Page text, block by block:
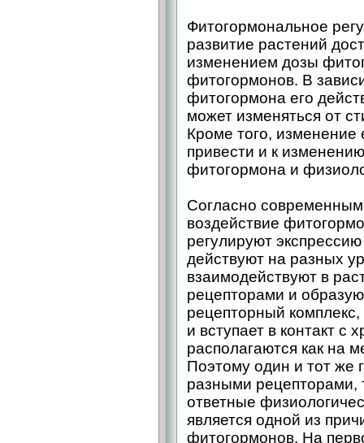
Фитогормональное
развитие растений
изменением дозы
фитогормонов. В
фитогормона его
может изменяться от
Кроме того, изменение
привести и к
фитогормона и
Согласно
воздействие
регулируют
действуют на разных
взаимодействуют в
рецепторами и
рецепторный
и вступает в контакт с
располагаются как на
Поэтому один и тот же
разными
ответные
является одной из
фитогормонов. На